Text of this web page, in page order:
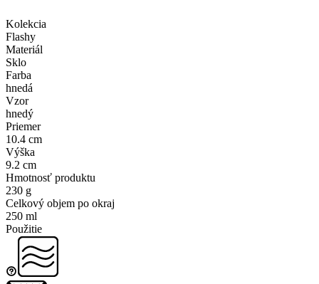
Kolekcia
Flashy
Materiál
Sklo
Farba
hnedá
Vzor
hnedý
Priemer
10.4 cm
Výška
9.2 cm
Hmotnosť produktu
230 g
Celkový objem po okraj
250 ml
Použitie